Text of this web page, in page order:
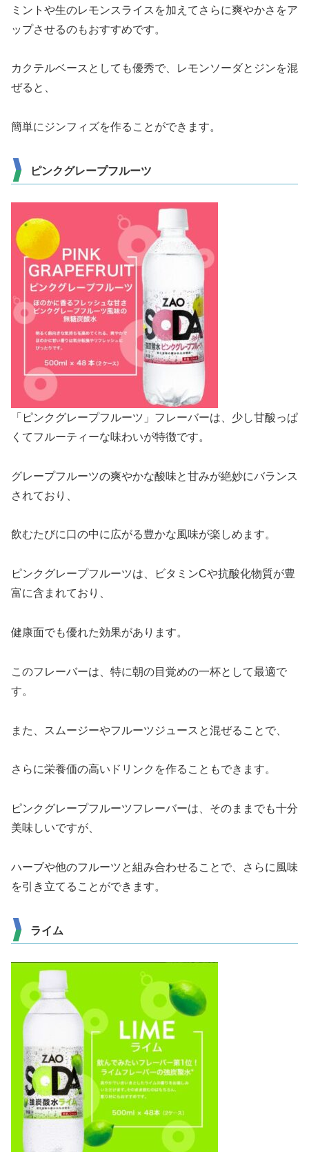
ミントや生のレモンスライスを加えてさらに爽やかさをア
ップさせるのもおすすめです。
カクテルベースとしても優秀で、レモンソーダとジンを混
ぜると、
簡単にジンフィズを作ることができます。
ピンクグレープフルーツ
「ピンクグレープフルーツ」フレーバーは、少し甘酸っぱ
くてフルーティーな味わいが特徴です。
グレープフルーツの爽やかな酸味と甘みが絶妙にバランス
されており、
飲むたびに口の中に広がる豊かな風味が楽しめます。
ピンクグレープフルーツは、ビタミンCや抗酸化物質が豊
富に含まれており、
健康面でも優れた効果があります。
このフレーバーは、特に朝の目覚めの一杯として最適で
す。
また、スムージーやフルーツジュースと混ぜることで、
さらに栄養価の高いドリンクを作ることもできます。
ピンクグレープフルーツフレーバーは、そのままでも十分
美味しいですが、
ハーブや他のフルーツと組み合わせることで、さらに風味
を引き立てることができます。
ライム